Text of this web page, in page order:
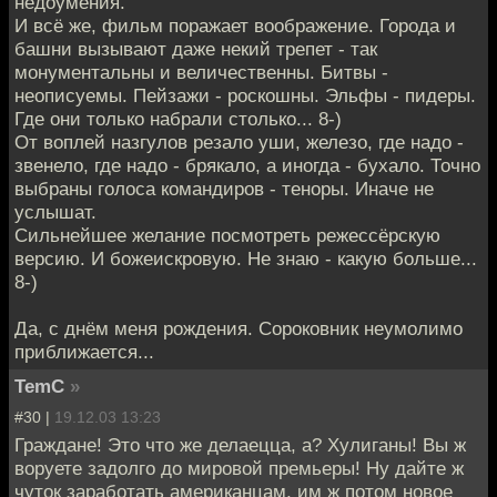
И всё же, фильм поражает воображение. Города и
башни вызывают даже некий трепет - так
монументальны и величественны. Битвы -
неописуемы. Пейзажи - роскошны. Эльфы - пидеры.
Где они только набрали столько... 8-)
От воплей назгулов резало уши, железо, где надо -
звенело, где надо - брякало, а иногда - бухало. Точно
выбраны голоса командиров - теноры. Иначе не
услышат.
Сильнейшее желание посмотреть режессёрскую
версию. И божеискровую. Не знаю - какую больше...
8-)
Да, с днём меня рождения. Сороковник неумолимо
приближается...
TemC »
#30 | 19.12.03 13:23
Граждане! Это что же делаецца, а? Хулиганы! Вы ж
воруете задолго до мировой премьеры! Ну дайте ж
чуток заработать американцам, им ж потом новое